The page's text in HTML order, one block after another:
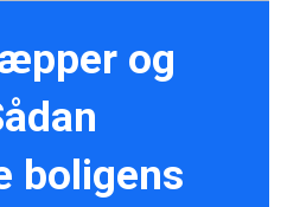
og
boligens